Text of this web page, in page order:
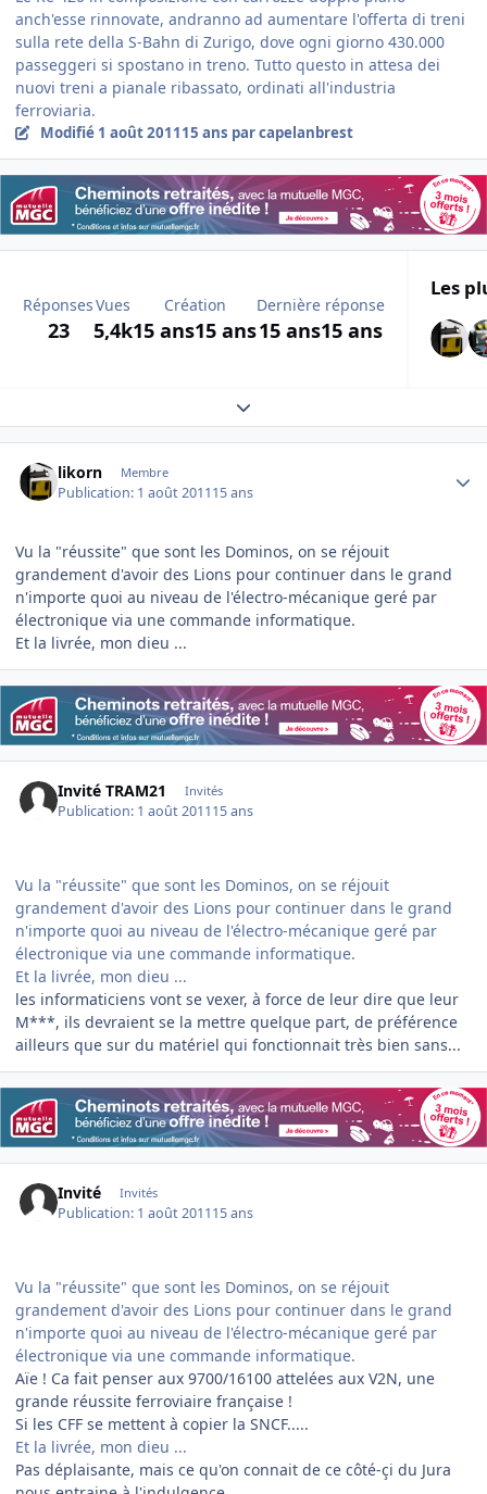
anch'esse rinnovate, andranno ad aumentare l'offerta di treni
sulla rete della S-Bahn di Zurigo, dove ogni giorno 430.000
passeggeri si spostano in treno. Tutto questo in attesa dei
nuovi treni a pianale ribassato, ordinati all'industria
ferroviaria.
Modifié 1 août 201115 ans par capelanbrest
Réponses
23
Vues
5,4k
Création
15 ans15 ans
Dernière réponse
15 ans15 ans
Les
Expand topic overview
likorn Membre
Publication: 1 août 201115 ans
Vu la "réussite" que sont les Dominos, on se réjouit
grandement d'avoir des Lions pour continuer dans le grand
n'importe quoi au niveau de l'électro-mécanique geré par
électronique via une commande informatique.
Et la livrée, mon dieu ...
Invité TRAM21 Invités
Publication: 1 août 201115 ans
Vu la "réussite" que sont les Dominos, on se réjouit
grandement d'avoir des Lions pour continuer dans le grand
n'importe quoi au niveau de l'électro-mécanique geré par
électronique via une commande informatique.
Et la livrée, mon dieu ...
les informaticiens vont se vexer, à force de leur dire que leur
M***, ils devraient se la mettre quelque part, de préférence
ailleurs que sur du matériel qui fonctionnait très bien sans...
Invité Invités
Publication: 1 août 201115 ans
Vu la "réussite" que sont les Dominos, on se réjouit
grandement d'avoir des Lions pour continuer dans le grand
n'importe quoi au niveau de l'électro-mécanique geré par
électronique via une commande informatique.
Aïe ! Ca fait penser aux 9700/16100 attelées aux V2N, une
grande réussite ferroviaire française !
Si les CFF se mettent à copier la SNCF.....
Et la livrée, mon dieu ...
Pas déplaisante, mais ce qu'on connait de ce côté-çi du Jura